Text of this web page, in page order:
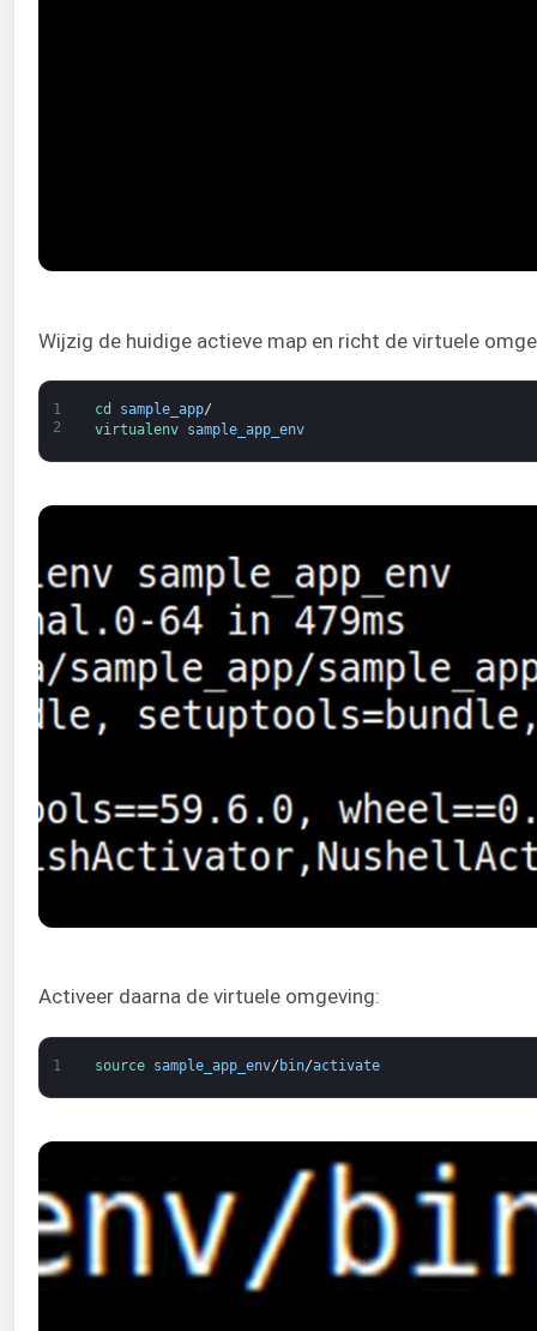
Wijzig de huidige actieve map en richt de virtuele
1
2
cd sample_app/
virtualenv sample_app_env
Activeer daarna de virtuele omgeving:
1 source sample_app_env/ bin/activate